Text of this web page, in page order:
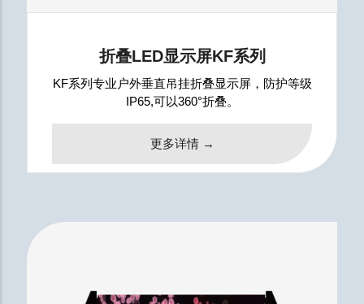
折叠LED显示屏KF系列
KF系列专业户外垂直吊挂折叠显示屏，防护等级
IP65,可以360°折叠。
更多详情 →